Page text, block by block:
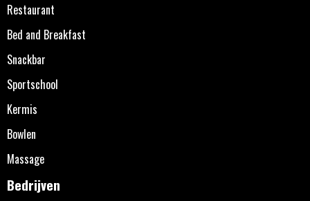
Restaurant
Bed and Breakfast
Snackbar
Sportschool
Kermis
Bowlen
Massage
Bedrijven